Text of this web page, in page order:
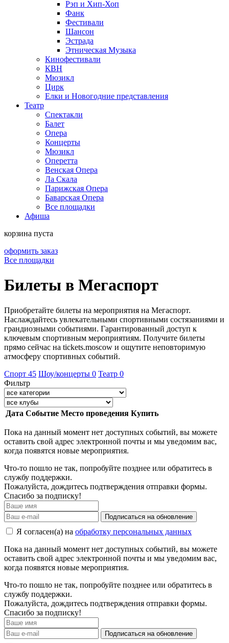
Рэп и Хип-Хоп
Фанк
Фестивали
Шансон
Эстрада
Этническая Музыка
Кинофестивали
КВН
Мюзикл
Цирк
Елки и Новогодние представления
Театр
Спектакли
Балет
Опера
Концерты
Мюзикл
Оперетта
Венская Опера
Ла Скала
Парижская Опера
Баварская Опера
Все площадки
Афиша
корзина пуста
оформить заказ
Все площадки
Билеты в Мегаспорт
Приобретайте билеты на мероприятия на Мегаспорт.
Наслаждайтесь увлекательными спортивными состязаниями и
грандиозными событиями. Гарантированный доступ к
ключевым спортивным мероприятиям. Получите билеты
прямо сейчас на tickets.moscow и ощутите неповторимую
атмосферу спортивных событий.
Спорт 45 Шоу/концерты 0 Театр 0
Фильтр
Дата Событие Место проведения Купить
Пока на данный момент нет доступных событий, вы можете
оставить свой адрес электронной почты и мы уведомим вас,
когда появятся новые мероприятия.
Что-то пошло не так, попробуйте позднее или обратитесь в
службу поддержки.
Пожалуйста, дождитесь подтверждения отправки формы.
Спасибо за подписку!
Подписаться на обновление
Я согласен(а) на обработку персональных данных
Пока на данный момент нет доступных событий, вы можете
оставить свой адрес электронной почты и мы уведомим вас,
когда появятся новые мероприятия.
Что-то пошло не так, попробуйте позднее или обратитесь в
службу поддержки.
Пожалуйста, дождитесь подтверждения отправки формы.
Спасибо за подписку!
Подписаться на обновление